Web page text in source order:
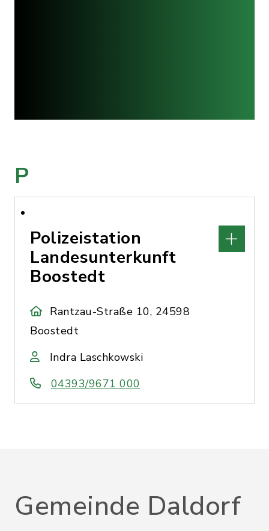
P
Polizeistation
Landesunterkunft
Boostedt
Rantzau-Straße 10, 24598
Boostedt
Indra Laschkowski
04393/9671 000
Gemeinde Daldorf